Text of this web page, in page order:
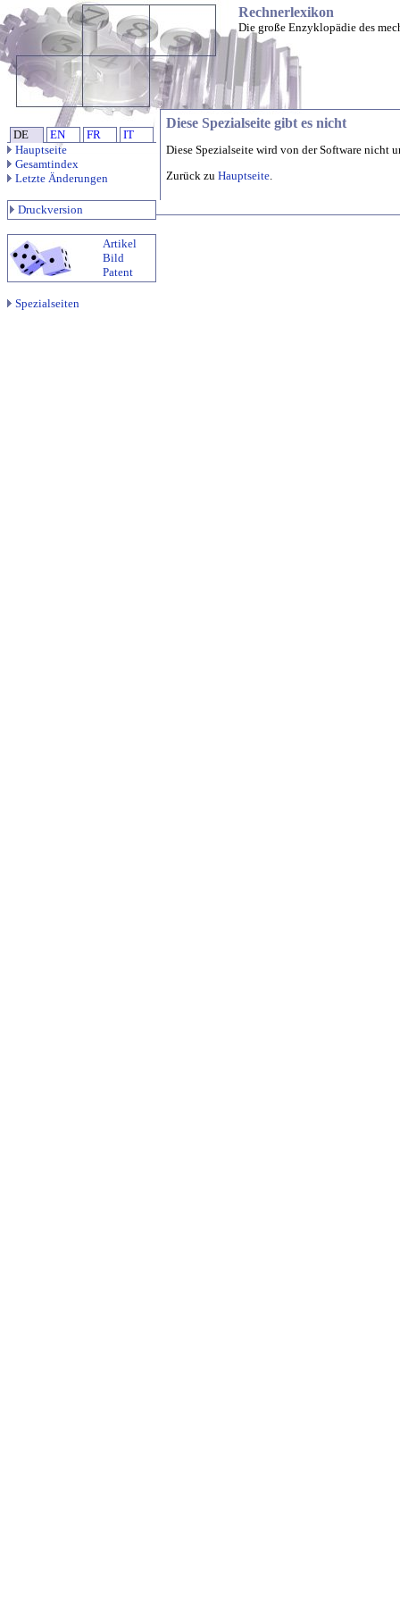
Rechnerlexikon
Die große Enzyklopädie des
DE EN FR
IT
Hauptseite
Gesamtindex
Letzte Änderungen
Druckversion
Artikel
Bild
Patent
Spezialseiten
Diese Spezialseite gibt es nicht
Diese Spezialseite wird von der Software nicht
Zurück zu Hauptseite.